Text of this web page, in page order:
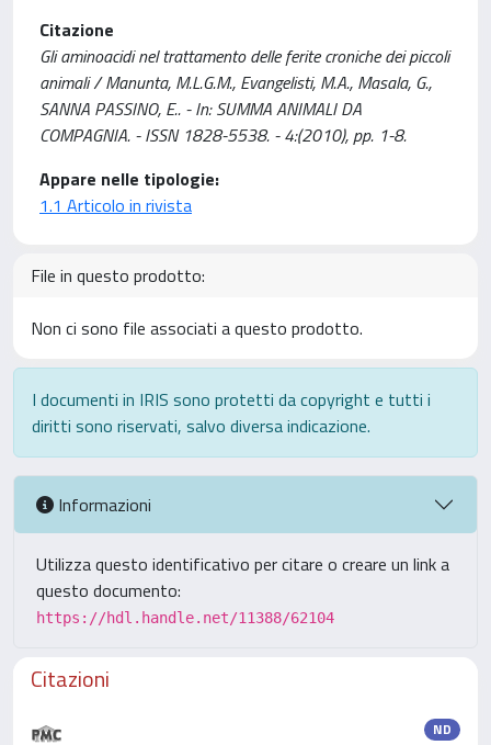
Citazione
Gli aminoacidi nel trattamento delle ferite croniche dei piccoli
animali / Manunta, M.L.G.M., Evangelisti, M.A., Masala, G.,
SANNA PASSINO, E.. - In: SUMMA ANIMALI DA
COMPAGNIA. - ISSN 1828-5538. - 4:(2010), pp. 1-8.
Appare nelle tipologie:
1.1 Articolo in rivista
File in questo prodotto:
Non ci sono file associati a questo prodotto.
I documenti in IRIS sono protetti da copyright e tutti i
diritti sono riservati, salvo diversa indicazione.
Informazioni
Utilizza questo identificativo per citare o creare un link a
questo documento:
https://hdl.handle.net/11388/62104
Citazioni
ND